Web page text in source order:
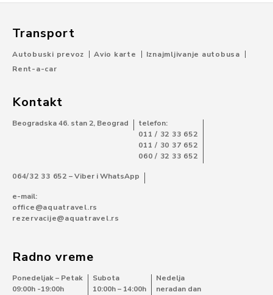
Transport
Autobuski prevoz Avio karte
Iznajmljivanje autobusa
Rent-a-car
Kontakt
Beogradska 46. stan 2, Beograd
telefon:
011 / 32 33 652
011 / 30 37 652
060 / 32 33 652
064/32 33 652 – Viber i WhatsApp
e-mail:
office@aquatravel.rs
rezervacije@aquatravel.rs
Radno vreme
Ponedeljak – Petak
09:00h -19:00h
Subota
10:00h – 14:00h
Nedelja
neradan dan